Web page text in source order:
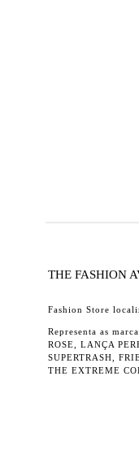
THE FASHION
Fashion Store
Representa as
ROSE, LANÇA
SUPERTRASH,
THE EXTREME